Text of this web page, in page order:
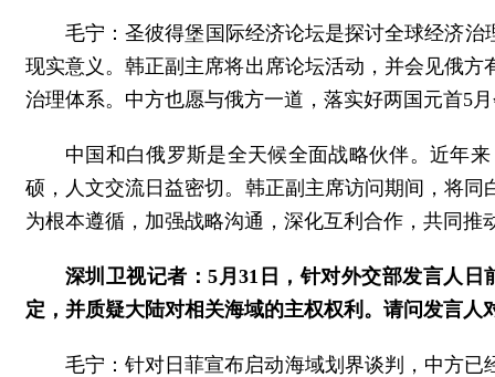
毛宁：圣彼得堡国际经济论坛是探讨全球经济
现实意义。韩正副主席将出席论坛活动，并会见俄
治理体系。中方也愿与俄方一道，落实好两国元首5
中国和白俄罗斯是全天候全面战略伙伴。近年
硕，人文交流日益密切。韩正副主席访问期间，将
为根本遵循，加强战略沟通，深化互利合作，共同
深圳卫视记者：5月31日，针对外交部发言人
定，并质疑大陆对相关海域的主权权利。请问发言人
毛宁：针对日菲宣布启动海域划界谈判，中方